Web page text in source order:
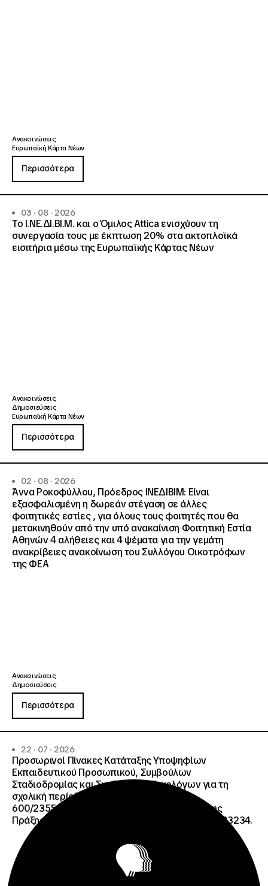
Ανακοινώσεις
Ευρωπαϊκή Κάρτα Νέων
Περισσότερα
03 · 08 · 2026
Το Ι.ΝΕ.ΔΙ.ΒΙ.Μ. και o Όμιλος Attica ενισχύουν τη
συνεργασία τους με έκπτωση 20% στα ακτοπλοϊκά
εισιτήρια μέσω της Ευρωπαϊκής Κάρτας Νέων
Ανακοινώσεις
Δημοσιεύσεις
Ευρωπαϊκή Κάρτα Νέων
Περισσότερα
02 · 08 · 2026
Άννα Ροκοφύλλου, Πρόεδρος ΙΝΕΔΙΒΙΜ: Είναι
εξασφαλισμένη η δωρεάν στέγαση σε άλλες
φοιτητικές εστίες , για όλους τους φοιτητές που θα
μετακινηθούν από την υπό ανακαίνιση Φοιτητική Εστία
Αθηνών 4 αλήθειες και 4 ψέματα για την γεμάτη
ανακρίβειες ανακοίνωση του Συλλόγου Οικοτρόφων
της ΦΕΑ
Ανακοινώσεις
Δημοσιεύσεις
Περισσότερα
22 · 07 · 2026
Προσωρινοί Πίνακες Κατάταξης Υποψηφίων
Εκπαιδευτικού Προσωπικού, Συμβούλων
Σταδιοδρομίας και Συμβούλων Ψυχολόγων για τη
σχολική περίοδο 2026-2027 της ΑΠ
600/2355/13042/08-05-2026 πρόσκλησης, της
Πράξης «Σχολεία Δεύτερης Ευκαιρίας», ΟΠΣ 6003234.